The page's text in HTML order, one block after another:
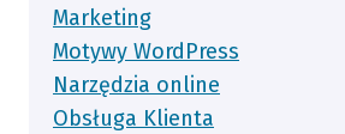
Marketing
Motywy WordPress
Narzędzia online
Obsługa Klienta